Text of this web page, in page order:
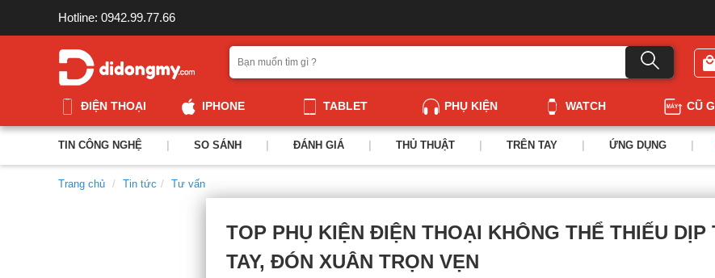
Hotline: 0942.99.77.66
ĐIỆN THOẠI IPHONE TABLET PHỤ KIỆN WATCH CŨ
TIN CÔNG NGHỆ SO SÁNH ĐÁNH GIÁ THỦ THUẬT TRÊN TAY ỨNG DỤNG
Trang chủ Tin tức Tư vấn
TOP PHỤ KIỆN ĐIỆN THOẠI KHÔNG THỂ THIẾU DỊP
TAY, ĐÓN XUÂN TRỌN VẸN